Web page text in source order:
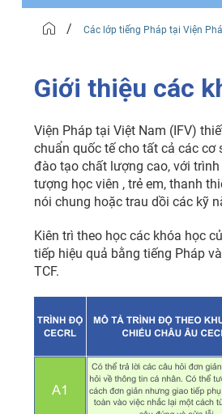
/ Các lớp tiếng Pháp tại Viện
Giới thiệu các
Viện Pháp tại Việt Nam (IFV)
chuẩn quốc tế cho tất cả các
đào tạo chất lượng cao, với
tượng học viên , trẻ em, thanh
nói chung hoặc trau dồi các kỹ
Kiên trì theo học các khóa học
tiếp hiệu quả bằng tiếng Pháp
TCF.